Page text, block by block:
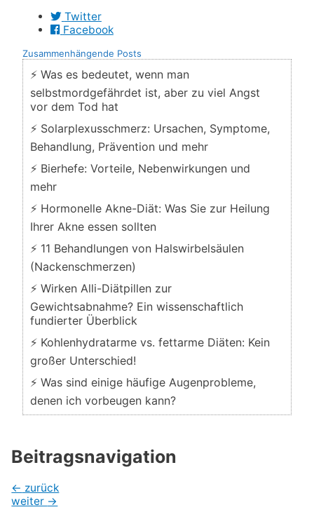
Twitter
Facebook
Zusammenhängende Posts
⚡ Was es bedeutet, wenn man
selbstmordgefährdet ist, aber zu viel Angst
vor dem Tod hat
⚡ Solarplexusschmerz: Ursachen, Symptome,
Behandlung, Prävention und mehr
⚡ Bierhefe: Vorteile, Nebenwirkungen und
mehr
⚡ Hormonelle Akne-Diät: Was Sie zur Heilung
Ihrer Akne essen sollten
⚡ 11 Behandlungen von Halswirbelsäulen
(Nackenschmerzen)
⚡ Wirken Alli-Diätpillen zur
Gewichtsabnahme? Ein wissenschaftlich
fundierter Überblick
⚡ Kohlenhydratarme vs. fettarme Diäten: Kein
großer Unterschied!
⚡ Was sind einige häufige Augenprobleme,
denen ich vorbeugen kann?
Beitragsnavigation
← zurück
weiter →